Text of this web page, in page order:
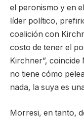
el peronismo y en
líder político,
coalición con
costo de tener el
Kirchner”, coincide
no tiene cómo
nada, la suya es
Morresi, en tanto,